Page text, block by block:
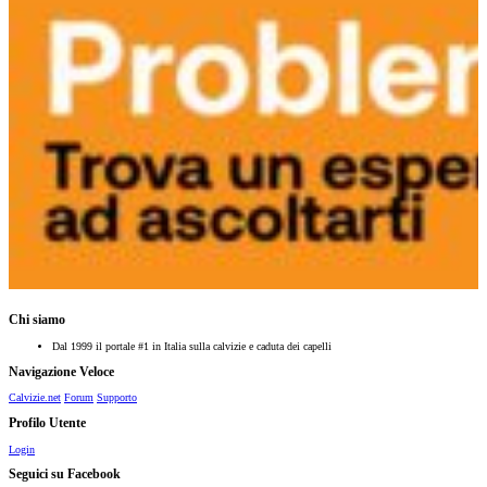
Chi siamo
Dal 1999 il portale #1 in Italia sulla calvizie e caduta dei capelli
Navigazione Veloce
Calvizie.net Forum Supporto
Profilo Utente
Login
Seguici su Facebook